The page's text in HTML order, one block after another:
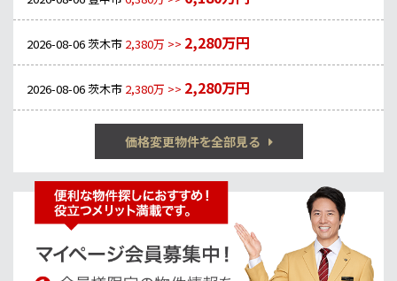
2026-08-06茨木市 2,380万 >> 2,280万円
2026-08-06茨木市 2,380万 >> 2,280万円
価格変更物件を全部見る